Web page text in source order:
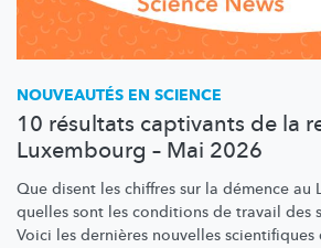
NOUVEAUTÉS EN SCIENCE
10 résultats captivants de la
Luxembourg – Mai 2026
Que disent les chiffres sur la démence au
quelles sont les conditions de travail des
Voici les dernières nouvelles scientifiques